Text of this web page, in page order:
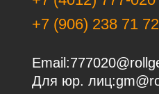
+7 (906) 238 71 72
Email:
Для юр. лиц: